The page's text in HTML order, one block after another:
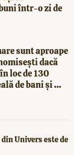
într-o zi de
sunt aproape
dacă
loc de 130
de bani și ...
Univers este de